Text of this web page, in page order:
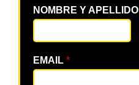
NOMBRE Y APELLIDO
EMAIL *